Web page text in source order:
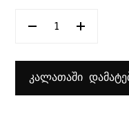
ᲠᲐᲝᲓᲔᲜᲝᲑᲐ:
36
BO
BIN
ᲙᲐᲚᲐᲗᲐᲨᲘ